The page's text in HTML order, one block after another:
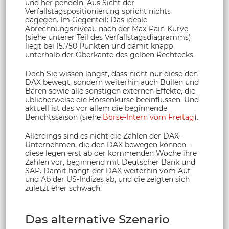
und her pendeln. Aus Sicht der
Verfallstagspositionierung spricht nichts
dagegen. Im Gegenteil: Das ideale
Abrechnungsniveau nach der Max-Pain-Kurve
(siehe unterer Teil des Verfallstagsdiagramms)
liegt bei 15.750 Punkten und damit knapp
unterhalb der Oberkante des gelben Rechtecks.
Doch Sie wissen längst, dass nicht nur diese den
DAX bewegt, sondern weiterhin auch Bullen und
Bären sowie alle sonstigen externen Effekte, die
üblicherweise die Börsenkurse beeinflussen. Und
aktuell ist das vor allem die beginnende
Berichtssaison (siehe Börse-Intern vom Freitag).
Allerdings sind es nicht die Zahlen der DAX-
Unternehmen, die den DAX bewegen können –
diese legen erst ab der kommenden Woche ihre
Zahlen vor, beginnend mit Deutscher Bank und
SAP. Damit hängt der DAX weiterhin vom Auf
und Ab der US-Indizes ab, und die zeigten sich
zuletzt eher schwach.
Das alternative Szenario